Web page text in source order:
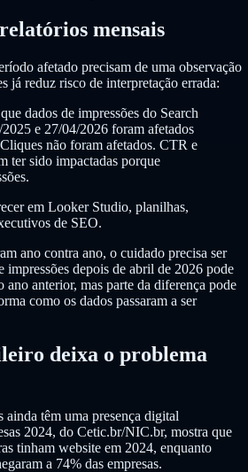
mensais
afetado precisam de uma observação
já reduz risco de interpretação errada:
dados de impressões do Search
e 27/04/2026 foram afetados
não foram afetados. CTR e
ter sido impactadas porque
em Looker Studio, planilhas,
de SEO.
ano contra ano, o cuidado precisa ser
impressões depois de abril de 2026 pode
ano anterior, mas parte da diferença pode
como os dados passaram a ser
deixa o problema
ainda têm uma presença digital
2024, do Cetic.br/NIC.br, mostra que
tinham website em 2024, enquanto
a 74% das empresas.